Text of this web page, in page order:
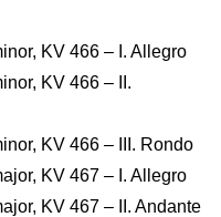
KV 466 – I. Allegro
KV 466 – II.
KV 466 – III. Rondo
KV 467 – I. Allegro
KV 467 – II. Andante